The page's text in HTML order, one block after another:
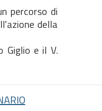
percorso di
della
Giglio e il V.